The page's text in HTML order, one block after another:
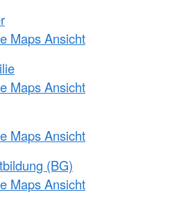
Maps Ansicht
Maps Ansicht
Maps Ansicht
(BG)
Maps Ansicht